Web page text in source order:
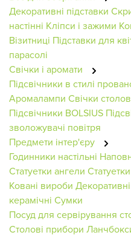
Декоративні підставки
настінні Кліпси і зажими
Візитниці Підставки для
парасолі
Свічки і аромати
Підсвічники в стилі
Аромалампи Свічки
Підсвічники BOLSIUS
зволожувачі повітря
Предмети інтер'єру
Годинники настільні
Статуетки ангели
Ковані вироби
керамічні Сумки
Посуд для сервірування
Столові прибори